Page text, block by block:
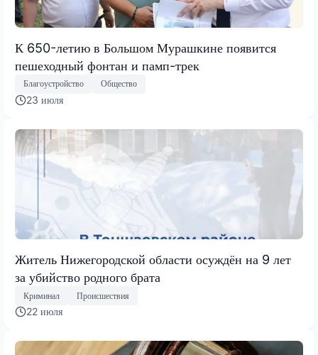
К 650-летию в Большом Мурашкине появится
пешеходный фонтан и памп-трек
Благоустройство Общество
23 июля
Житель Нижегородской области осуждён на 9 лет
за убийство родного брата
Криминал Происшествия
22 июля